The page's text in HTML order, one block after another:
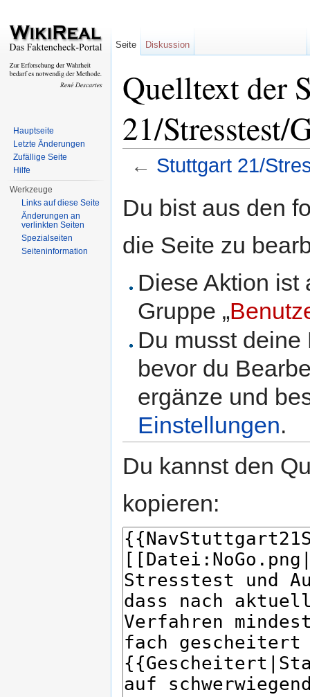
Quelltext der
21/Stresstest/
← Stuttgart 21/
Du bist aus den
die Seite zu
Diese Aktion ist
Gruppe „
Du musst
bevor du
ergänze und
Einstellungen.
Du kannst den
kopieren:
Seite Diskussion
Hauptseite
Letzte Änderungen
Zufällige Seite
Hilfe
Werkzeuge
Links auf diese Seite
Änderungen an
verlinkten Seiten
Spezialseiten
Seiteninformation